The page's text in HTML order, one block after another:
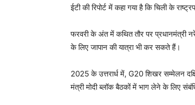
ईटी की रिपोर्ट में कहा गया है कि चिली के
फरवरी के अंत में कथित तौर पर प्रधानमंत्री
के लिए जापान की यात्रा भी कर सकते हैं।
2025 के उत्तरार्ध में, G20 शिखर सम्मेलन
मंत्री मोदी ब्लॉक बैठकों में भाग लेने के लिए